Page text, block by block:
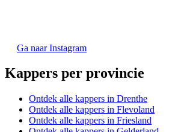
Ga naar Instagram
Kappers per provincie
Ontdek alle kappers in Drenthe
Ontdek alle kappers in Flevoland
Ontdek alle kappers in Friesland